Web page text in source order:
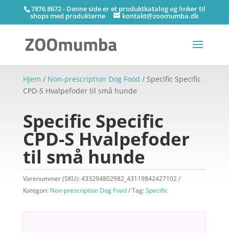
7876 8672 - Denne side er et produktkatalog og linker til
shops med produkterne kontakt@zoomumba.dk
Hjem / Non-prescription Dog Food / Specific Specific
CPD-S Hvalpefoder til små hunde
Specific Specific
CPD-S Hvalpefoder
til små hunde
Varenummer (SKU):433294802982_43119842427102
Kategori: Non-prescription Dog Food Tag:Specific